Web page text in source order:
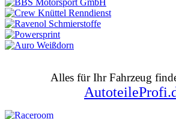
Alles für Ihr Fahrzeug